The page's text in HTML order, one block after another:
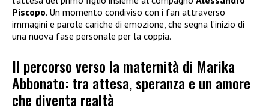
Piscopo. Un momento condiviso con i fan attraverso
immagini e parole cariche di emozione, che segna l’inizio di
una nuova fase personale per la coppia.
Il percorso verso la maternità di Marika
Abbonato: tra attesa, speranza e un amore
che diventa realtà